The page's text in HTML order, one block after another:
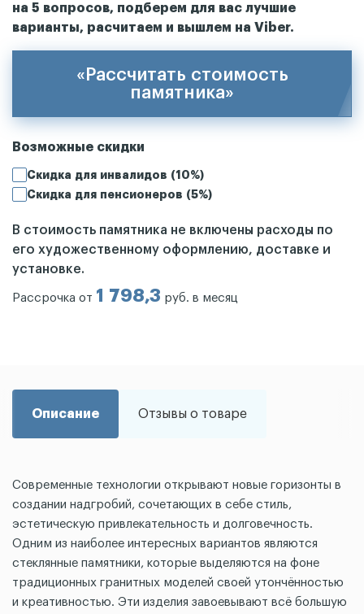
на 5 вопросов, подберем для вас лучшие
варианты, расчитаем и вышлем на Viber.
«Рассчитать стоимость
памятника»
Возможные скидки
Скидка для инвалидов (10%)
Скидка для пенсионеров (5%)
В стоимость памятника не включены расходы по
его художественному оформлению, доставке и
установке.
Рассрочка от 1 798,3 руб. в месяц
Описание Отзывы о товаре
Современные технологии открывают новые горизонты в
создании надгробий, сочетающих в себе стиль,
эстетическую привлекательность и долговечность.
Одним из наиболее интересных вариантов являются
стеклянные памятники, которые выделяются на фоне
традиционных гранитных моделей своей утончённостью
и креативностью. Эти изделия завоевывают всё большую